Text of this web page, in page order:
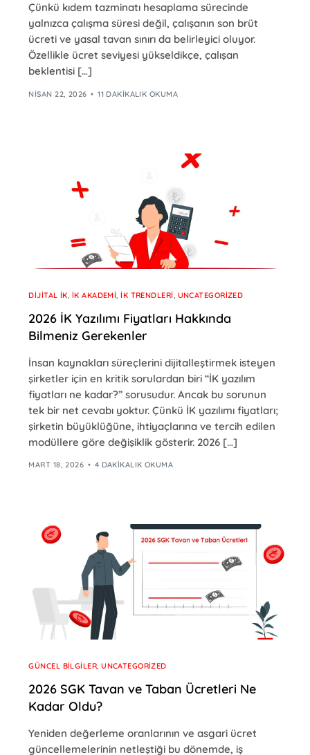
Çünkü kıdem tazminatı hesaplama sürecinde
yalnızca çalışma süresi değil, çalışanın son brüt
ücreti ve yasal tavan sınırı da belirleyici oluyor.
Özellikle ücret seviyesi yükseldikçe, çalışan
beklentisi […]
NISAN 22, 2026 11 DAKIKALIK OKUMA
DIJITAL İK İK AKADEMI ,İK TRENDLERI UNCATEGORIZED
2026 İK Yazılımı Fiyatları Hakkında
Bilmeniz Gerekenler
İnsan kaynakları süreçlerini dijitalleştirmek isteyen
şirketler için en kritik sorulardan biri “İK yazılım
fiyatları ne kadar?” sorusudur. Ancak bu sorunun
tek bir net cevabı yoktur. Çünkü İK yazılımı fiyatları;
şirketin büyüklüğüne, ihtiyaçlarına ve tercih edilen
modüllere göre değişiklik gösterir. 2026 […]
MART 18, 2026 4 DAKIKALIK OKUMA
GÜNCEL BILGILER,UNCATEGORIZED
2026 SGK Tavan ve Taban Ücretleri Ne
Kadar Oldu?
Yeniden değerleme oranlarının ve asgari ücret
güncellemelerinin netleştiği bu dönemde, iş